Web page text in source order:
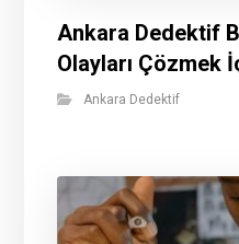
Ankara Dedektif
Olayları Çözmek
Ankara Dedektif